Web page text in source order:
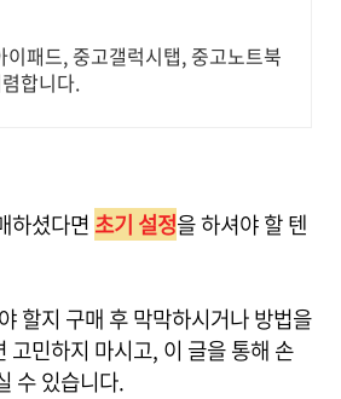
패드, 중고갤럭시탭, 중고노트북
합니다.
하셨다면 초기 설정을 하셔야 할 텐
할지 구매 후 막막하시거나 방법을
고민하지 마시고, 이 글을 통해 손
수 있습니다.